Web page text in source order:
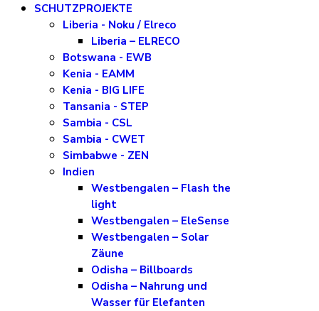
SCHUTZPROJEKTE
Liberia - Noku / Elreco
Liberia – ELRECO
Botswana - EWB
Kenia - EAMM
Kenia - BIG LIFE
Tansania - STEP
Sambia - CSL
Sambia - CWET
Simbabwe - ZEN
Indien
Westbengalen – Flash the
light
Westbengalen – EleSense
Westbengalen – Solar
Zäune
Odisha – Billboards
Odisha – Nahrung und
Wasser für Elefanten